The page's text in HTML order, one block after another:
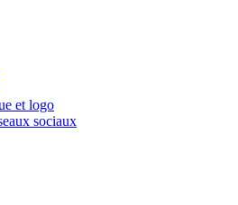
et logo
sociaux